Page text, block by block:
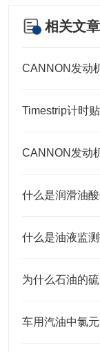
相关文章
CANNON发动
Timestrip计时
CANNON发动
什么是润滑油
什么是油液监
为什么石油的
车用汽油中氯